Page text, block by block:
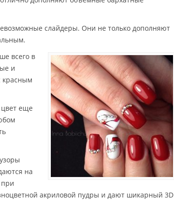
слайдеры. Они не только дополняют
всего в
и
красным
еще
на
при
акриловой пудры и дают шикарный 3D